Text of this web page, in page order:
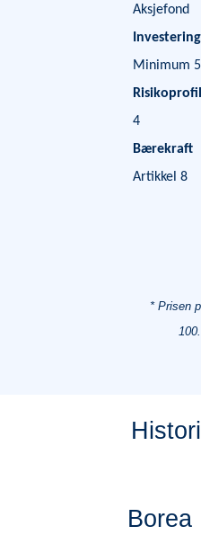
Aksjefond
Minimum
Risikoprofil
4
Bærekraft
Artikkel 8
* Prisen
Borea
Borea
Borea
Borea
Borea
Borea